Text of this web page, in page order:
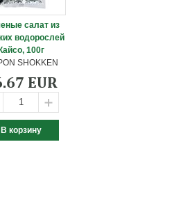
салат из
водорослей
100г
SHOKKEN
EUR